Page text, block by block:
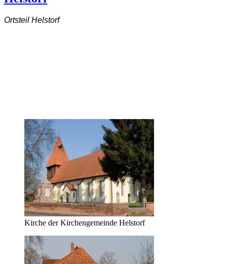
Ortsteil Helstorf
Kirche der Kirchengemeinde Helstorf